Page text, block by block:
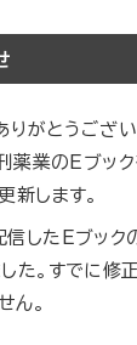
がとうござ
刊薬業のEブッ
新します。
したEブック
た。すでに修
ん。